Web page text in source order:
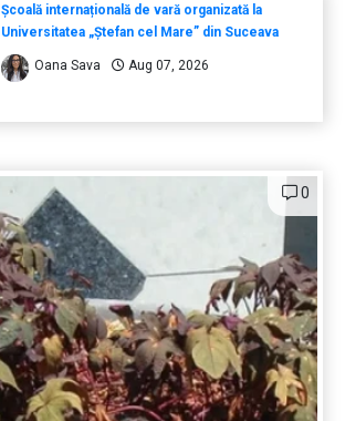
Școală internațională de vară organizată la
Universitatea „Ștefan cel Mare” din Suceava
Oana Sava Aug 07, 2026
0